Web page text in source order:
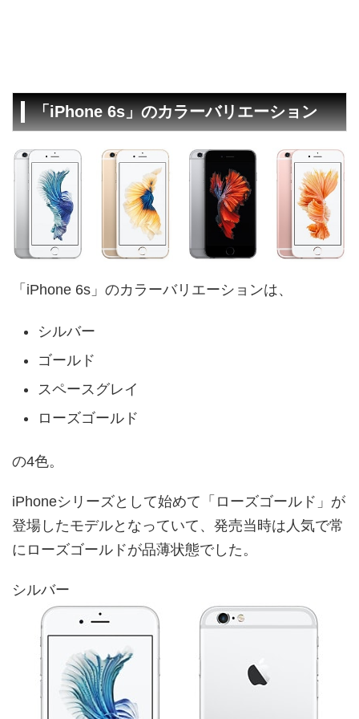
「iPhone 6s」のカラーバリエーション
「iPhone 6s」のカラーバリエーションは、
シルバー
ゴールド
スペースグレイ
ローズゴールド
の4色。
iPhoneシリーズとして始めて「ローズゴールド」が
登場したモデルとなっていて、発売当時は人気で常
にローズゴールドが品薄状態でした。
シルバー